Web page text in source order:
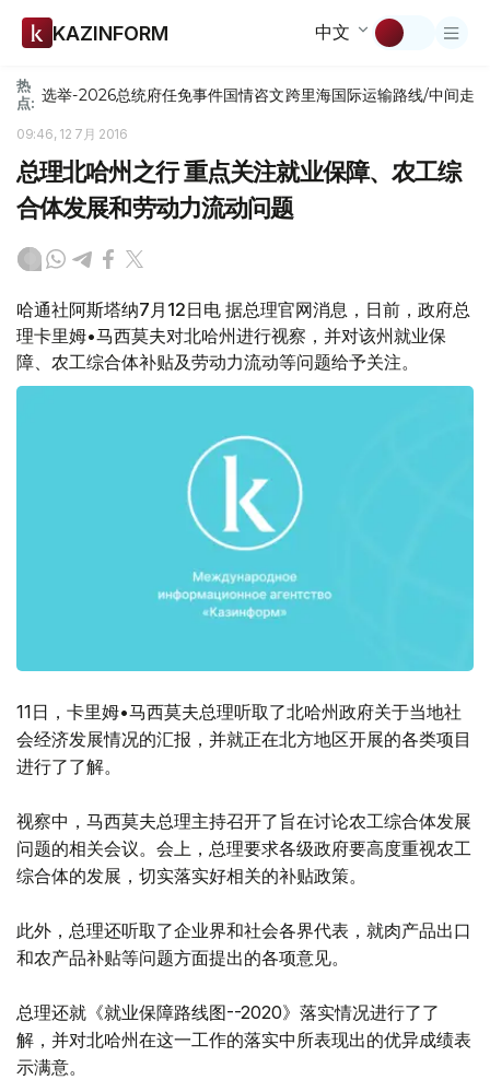
KAZINFORM 中文
热
点: 选举-2026总统府任免事件国情咨文跨里海国际运输路线/中间走廊
09:46, 12 7月 2016
总理北哈州之行 重点关注就业保障、农工综
合体发展和劳动力流动问题
哈通社阿斯塔纳7月12日电 据总理官网消息，日前，政府总
理卡里姆•马西莫夫对北哈州进行视察，并对该州就业保
障、农工综合体补贴及劳动力流动等问题给予关注。
11日，卡里姆•马西莫夫总理听取了北哈州政府关于当地社
会经济发展情况的汇报，并就正在北方地区开展的各类项目
进行了了解。
视察中，马西莫夫总理主持召开了旨在讨论农工综合体发展
问题的相关会议。会上，总理要求各级政府要高度重视农工
综合体的发展，切实落实好相关的补贴政策。
此外，总理还听取了企业界和社会各界代表，就肉产品出口
和农产品补贴等问题方面提出的各项意见。
总理还就《就业保障路线图--2020》落实情况进行了了
解，并对北哈州在这一工作的落实中所表现出的优异成绩表
示满意。